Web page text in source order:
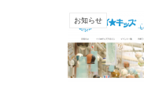
お知らせ